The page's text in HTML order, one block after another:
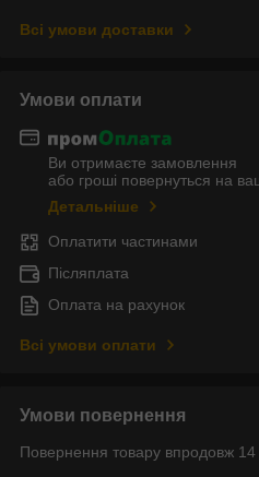
Всі умови доставки
Умови оплати
Ви отримаєте замовлення
або гроші повернуться на
Детальніше
Оплатити частинами
Післяплата
Оплата на рахунок
Всі умови оплати
Умови повернення
Повернення товару впродовж 14